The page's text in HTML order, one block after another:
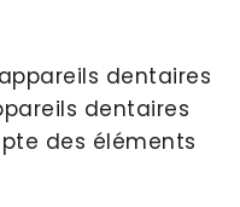
dentaires
dentaires
des éléments